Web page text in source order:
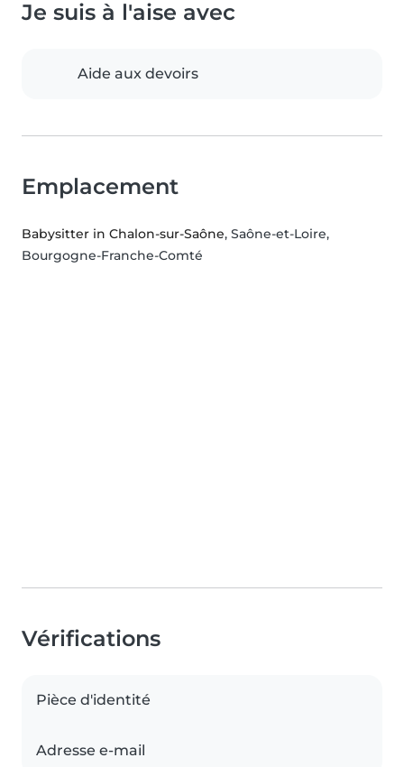
Je suis à l'aise avec
Aide aux devoirs
Emplacement
Babysitter in Chalon-sur-Saône, Saône-et-Loire,
Bourgogne-Franche-Comté
Vérifications
Pièce d'identité
Adresse e-mail